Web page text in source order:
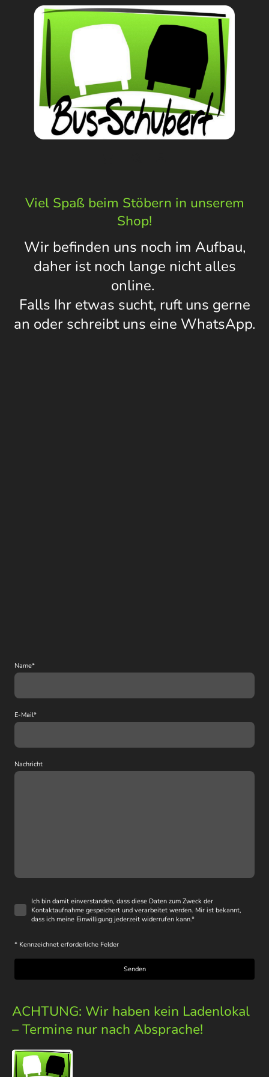
Viel Spaß beim Stöbern in unserem
Shop!
Wir befinden uns noch im Aufbau,
daher ist noch lange nicht alles
online.
Falls Ihr etwas sucht, ruft uns gerne
an oder schreibt uns eine WhatsApp.
Name*
E-Mail*
Nachricht
Ich bin damit einverstanden, dass diese Daten zum Zweck der
Kontaktaufnahme gespeichert und verarbeitet werden. Mir ist bekannt,
dass ich meine Einwilligung jederzeit widerrufen kann.*
* Kennzeichnet erforderliche Felder
Senden
ACHTUNG: Wir haben kein Ladenlokal
– Termine nur nach Absprache!